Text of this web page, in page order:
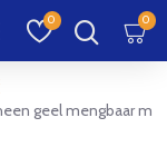
0 0
geel mengbaar m